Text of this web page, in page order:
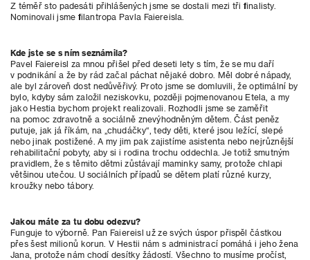
Z téměř sto padesáti přihlášených jsme se dostali mezi tři finalisty.
Nominovali jsme filantropa Pavla Faiereisla.
Kde jste se s ním seznámila?
Pavel Faiereisl za mnou přišel před deseti lety s tím, že se mu daří
v podnikání a že by rád začal páchat nějaké dobro. Měl dobré nápady,
ale byl zároveň dost nedůvěřivý. Proto jsme se domluvili, že optimální by
bylo, kdyby sám založil neziskovku, později pojmenovanou Etela, a my
jako Hestia bychom projekt realizovali. Rozhodli jsme se zaměřit
na pomoc zdravotně a sociálně znevýhodněným dětem. Část peněz
putuje, jak já říkám, na „chudáčky“, tedy děti, které jsou ležící, slepé
nebo jinak postižené. A my jim pak zajistíme asistenta nebo nejrůznější
rehabilitační pobyty, aby si i rodina trochu oddechla. Je totiž smutným
pravidlem, že s těmito dětmi zůstávají maminky samy, protože chlapi
většinou utečou. U sociálních případů se dětem platí různé kurzy,
kroužky nebo tábory.
Jakou máte za tu dobu odezvu?
Funguje to výborně. Pan Faiereisl už ze svých úspor přispěl částkou
přes šest milionů korun. V Hestii nám s administrací pomáhá i jeho žena
Jana, protože nám chodí desítky žádostí. Všechno to musíme pročíst,